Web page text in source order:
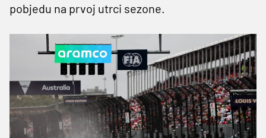
pobjedu na prvoj utrci sezone.